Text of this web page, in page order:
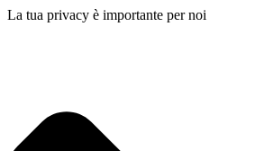
La tua privacy è importante per noi